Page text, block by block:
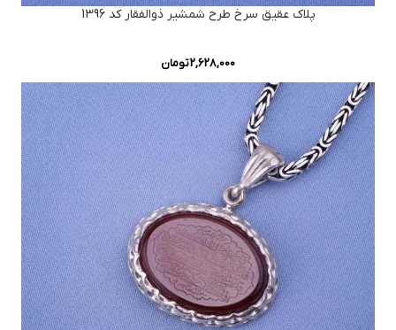
پلاک عقیق سرخ طرح شمشیر ذوالفقار کد 1396
2,628,000تومان